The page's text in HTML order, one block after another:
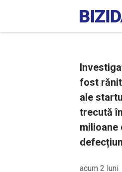
fost
ale
trecută
milioane
acum 2 luni